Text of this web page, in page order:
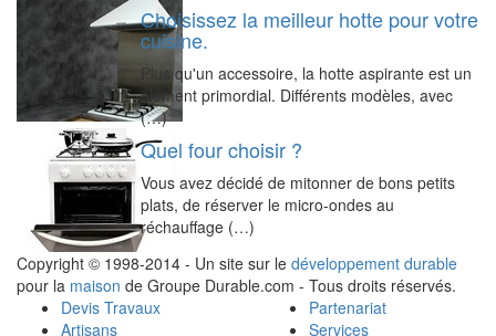
Choisissez la meilleur hotte pour votre
cuisine.
Plus qu'un accessoire, la hotte aspirante est un
élément primordial. Différents modèles, avec
(…)
Quel four choisir ?
Vous avez décidé de mitonner de bons petits
plats, de réserver le micro-ondes au
réchauffage (…)
Copyright © 1998-2014 - Un site sur le développement durable
pour la maison de Groupe Durable.com - Tous droits réservés.
Devis Travaux
Artisans
Partenariat
Services